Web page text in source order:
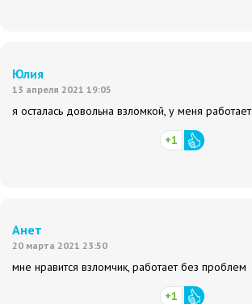
Юлия
13 апреля 2021 19:05
я осталась довольна взломкой, у меня работает
+1
Анет
20 марта 2021 23:50
мне нравится взломчик, работает без проблем
+1